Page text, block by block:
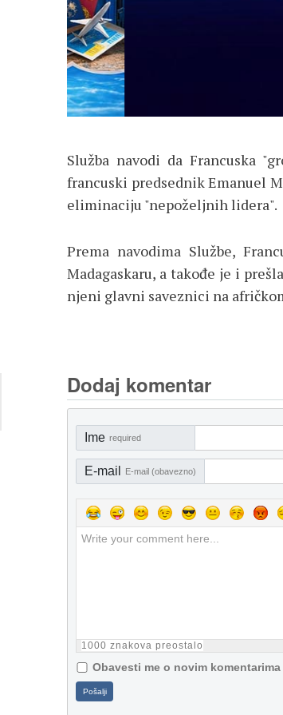
Služba navodi da Francuska
francuski predsednik Emanuel
eliminaciju "nepoželjnih lidera".
Prema navodima Službe,
Madagaskaru, a takođe je i
njeni glavni saveznici na
Dodaj komentar
Ime required
E-mail E-mail (obavezno)
1000 znakova preostalo
Obavesti me o novim komentarima
Pošalji